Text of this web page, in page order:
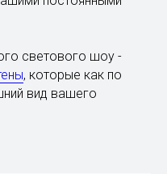
светового шоу -
, которые как по
вид вашего